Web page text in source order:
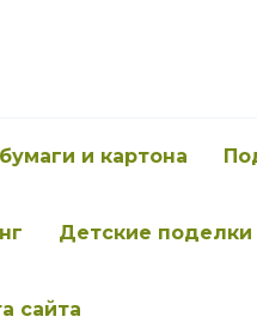
и картона
Детские поделки
сайта